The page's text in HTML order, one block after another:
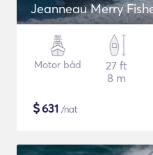
Jeanneau Merry
Motor båd
27 ft
8 m
$631 /nat